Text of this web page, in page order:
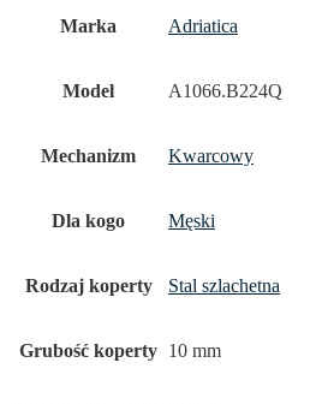
Marka Adriatica
Model A1066.B224Q
Mechanizm Kwarcowy
Dla kogo Męski
Rodzaj koperty Stal szlachetna
Grubość koperty 10 mm